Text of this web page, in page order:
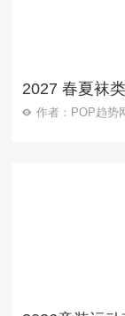
2027 春夏袜
作者：POP趋势